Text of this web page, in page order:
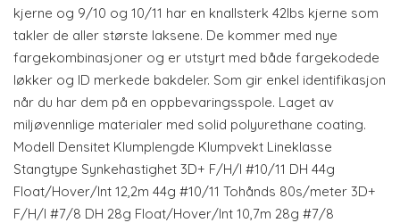
kjerne og 9/10 og 10/11 har en knallsterk 42lbs kjerne som
takler de aller største laksene. De kommer med nye
fargekombinasjoner og er utstyrt med både fargekodede
løkker og ID merkede bakdeler. Som gir enkel identifikasjon
når du har dem på en oppbevaringsspole. Laget av
miljøvennlige materialer med solid polyurethane coating.
Modell Densitet Klumplengde Klumpvekt Lineklasse
Stangtype Synkehastighet 3D+ F/H/I #10/11 DH 44g
Float/Hover/Int 12,2m 44g #10/11 Tohånds 80s/meter 3D+
F/H/I #7/8 DH 28g Float/Hover/Int 10,7m 28g #7/8